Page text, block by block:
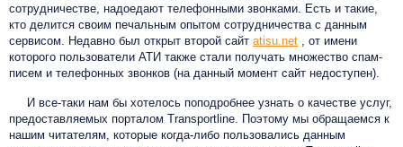
сотрудничестве, надоедают телефонными звонками. Есть и такие,
кто делится своим печальным опытом сотрудничества с данным
сервисом. Недавно был открыт второй сайт atisu.net , от имени
которого пользователи АТИ также стали получать множество спам-
писем и телефонных звонков (на данный момент сайт недоступен).
И все-таки нам бы хотелось поподробнее узнать о качестве услуг,
предоставляемых порталом Transportline. Поэтому мы обращаемся к
нашим читателям, которые когда-либо пользовались данным